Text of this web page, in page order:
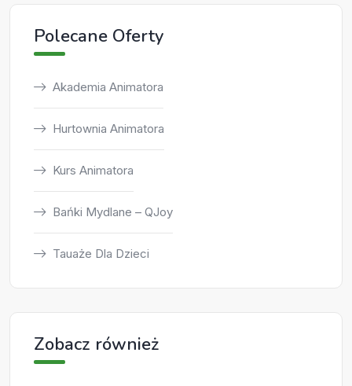
Polecane Oferty
Akademia Animatora
Hurtownia Animatora
Kurs Animatora
Bańki Mydlane – QJoy
Tauaże Dla Dzieci
Zobacz również